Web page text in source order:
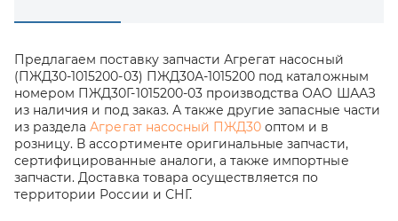
Предлагаем поставку запчасти Агрегат насосный
(ПЖД30-1015200-03) ПЖД30А-1015200 под каталожным
номером ПЖД30Г-1015200-03 производства ОАО ШААЗ
из наличия и под заказ. А также другие запасные части
из разделаАгрегат насосный ПЖД30 оптом и в
розницу. В ассортименте оригинальные запчасти,
сертифицированные аналоги, а также импортные
запчасти. Доставка товара осуществляется по
территории России и СНГ.